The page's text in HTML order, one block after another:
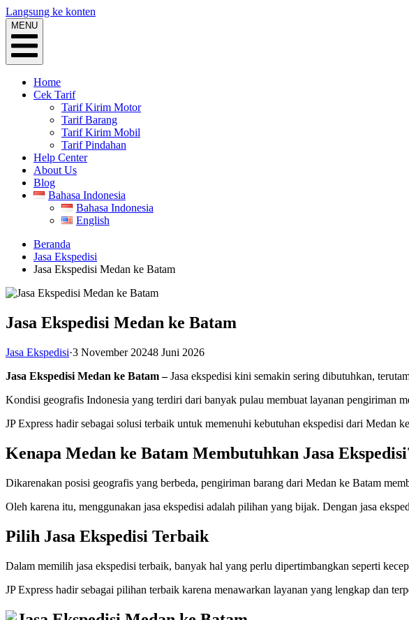
Langsung ke konten
MENU
Home
Cek Tarif
Tarif Kirim Motor
Tarif Barang
Tarif Kirim Mobil
Tarif Pindahan
Help Center
About Us
Blog
Bahasa Indonesia
Bahasa Indonesia
English
Beranda
Jasa Ekspedisi
Jasa Ekspedisi Medan ke Batam
Jasa Ekspedisi Medan ke Batam
Jasa Ekspedisi·3 November 20248 Juni 2026
Jasa Ekspedisi Medan ke Batam –Jasa ekspedisi kini semakin sering dibutuhkan,
Kondisi geografis Indonesia yang terdiri dari banyak pulau membuat layanan pengiriman
JP Express hadir sebagai solusi terbaik untuk memenuhi kebutuhan ekspedisi dari Medan
Kenapa Medan ke Batam Membutuhkan Jasa
Dikarenakan posisi geografis yang berbeda, pengiriman barang dari Medan ke Batam
Oleh karena itu, menggunakan jasa ekspedisi adalah pilihan yang bijak. Dengan jasa
Pilih Jasa Ekspedisi Terbaik
Dalam memilih jasa ekspedisi terbaik, banyak hal yang perlu dipertimbangkan seperti
JP Express hadir sebagai pilihan terbaik karena menawarkan layanan yang lengkap dan